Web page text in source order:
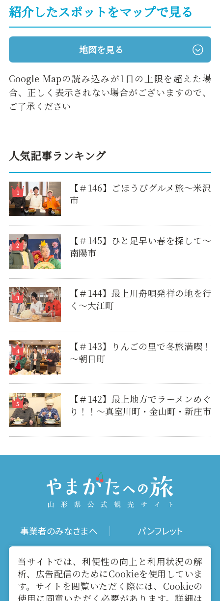
紹介したスポットをマップで見る
地図を見る
Google Mapの読み込みが1日の上限を超えた場
合、正しく表示されない場合がございますので、
ご了承ください
人気記事ランキング
【＃146】ごほうびグルメ旅～米沢
市
【＃145】ひと足早い春を探して〜
南陽市
【＃144】最上川舟唄発祥の地を行
く～大江町
【＃143】りんごの里で冬旅満喫！
～朝日町
【＃142】最上地方でラーメンめぐ
り！！～真室川町・金山町・新庄市
事業者のみなさまへ パンフレット
写真ダウンロード 動画ギャラリー
お役立ちリンク 当サイトについて
当サイトでは、利便性の向上と利用状況の解
析、広告配信のためにCookieを使用していま
す。サイトを閲覧いただく際には、Cookieの
使用に同意いただく必要があります。詳細は